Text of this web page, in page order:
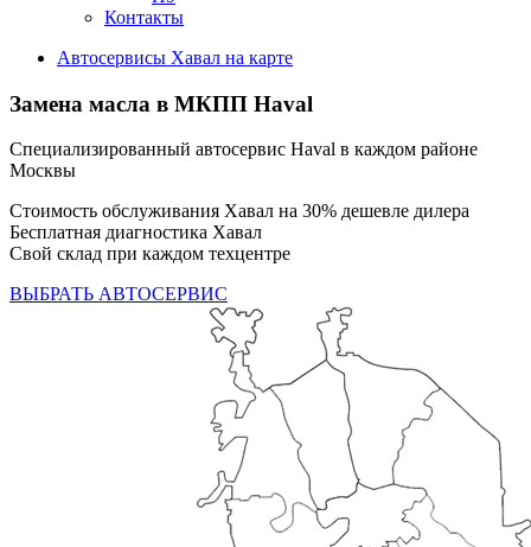
Контакты
Автосервисы Хавал на карте
Замена масла в МКПП Haval
Специализированный автосервис Haval в каждом районе
Москвы
Стоимость обслуживания Хавал на 30% дешевле дилера
Бесплатная диагностика Хавал
Свой склад при каждом техцентре
ВЫБРАТЬ АВТОСЕРВИС